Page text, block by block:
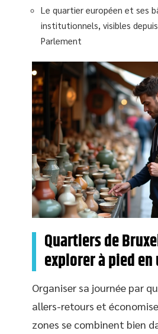
Le quartier européen et ses
institutionnels, visibles
Parlement
Quartiers de
explorer à pied
Organiser sa journée par
allers-retours et
zones se combinent bien